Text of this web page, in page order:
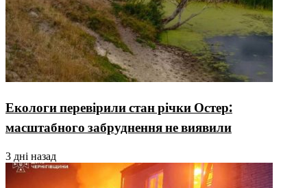
Екологи перевірили стан річки Остер:
масштабного забруднення не виявили
3 дні назад